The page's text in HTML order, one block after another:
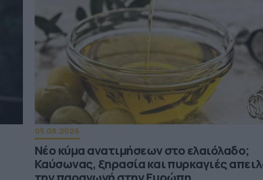
05.08.2026
Νέο κύμα ανατιμήσεων στο ελαιόλαδο;
Καύσωνας, ξηρασία και πυρκαγιές